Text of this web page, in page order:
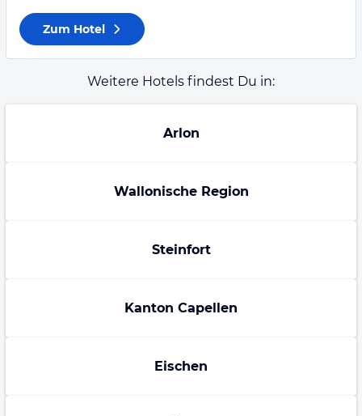
Zum Hotel
Weitere Hotels findest Du in:
Arlon
Wallonische Region
Steinfort
Kanton Capellen
Eischen